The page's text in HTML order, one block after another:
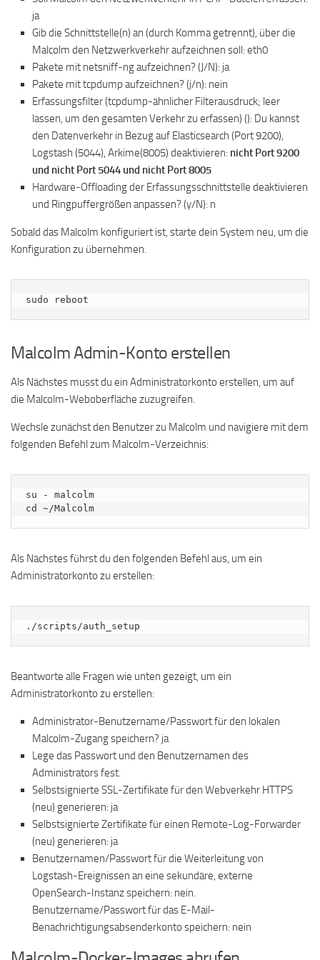
ja
Gib die Schnittstelle(n) an (durch Komma getrennt), über die
Malcolm den Netzwerkverkehr aufzeichnen soll: eth0
Pakete mit netsniff-ng aufzeichnen? (J/N): ja
Pakete mit tcpdump aufzeichnen? (j/n): nein
Erfassungsfilter (tcpdump-ähnlicher Filterausdruck; leer
lassen, um den gesamten Verkehr zu erfassen) (): Du kannst
den Datenverkehr in Bezug auf Elasticsearch (Port 9200),
Logstash (5044), Arkime(8005) deaktivieren: nicht Port 9200
und nicht Port 5044 und nicht Port 8005
Hardware-Offloading der Erfassungsschnittstelle deaktivieren
und Ringpuffergrößen anpassen? (y/N): n
Sobald das Malcolm konfiguriert ist, starte dein System neu, um die
Konfiguration zu übernehmen.
sudo reboot
Malcolm Admin-Konto erstellen
Als Nächstes musst du ein Administratorkonto erstellen, um auf
die Malcolm-Weboberfläche zuzugreifen.
Wechsle zunächst den Benutzer zu Malcolm und navigiere mit dem
folgenden Befehl zum Malcolm-Verzeichnis:
su - malcolm
cd ~/Malcolm
Als Nächstes führst du den folgenden Befehl aus, um ein
Administratorkonto zu erstellen:
./scripts/auth_setup
Beantworte alle Fragen wie unten gezeigt, um ein
Administratorkonto zu erstellen:
Administrator-Benutzername/Passwort für den lokalen
Malcolm-Zugang speichern? ja
Lege das Passwort und den Benutzernamen des
Administrators fest.
Selbstsignierte SSL-Zertifikate für den Webverkehr HTTPS
(neu) generieren: ja
Selbstsignierte Zertifikate für einen Remote-Log-Forwarder
(neu) generieren: ja
Benutzernamen/Passwort für die Weiterleitung von
Logstash-Ereignissen an eine sekundäre, externe
OpenSearch-Instanz speichern: nein.
Benutzername/Passwort für das E-Mail-
Benachrichtigungsabsenderkonto speichern: nein